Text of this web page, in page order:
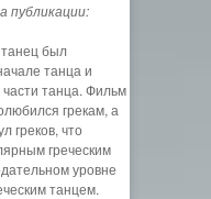
публикации:
был
танца и
танца. Фильм
грекам, а
греков, что
греческим
уровне
танцем.